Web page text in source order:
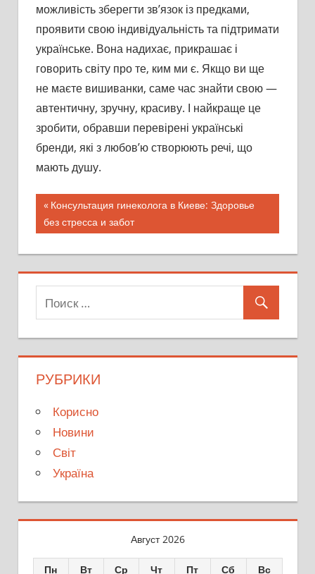
можливість зберегти зв’язок із предками,
проявити свою індивідуальність та підтримати
українське. Вона надихає, прикрашає і
говорить світу про те, ким ми є. Якщо ви ще
не маєте вишиванки, саме час знайти свою —
автентичну, зручну, красиву. І найкраще це
зробити, обравши перевірені українські
бренди, які з любов’ю створюють речі, що
мають душу.
Навигация
по
записям
Предыдущая
запись;
Консультация гинеколога в Киеве: Здоровье
без стресса и забот
РУБРИКИ
Корисно
Новини
Світ
Україна
Август 2026
Пн Вт Ср Чт Пт Сб Вс